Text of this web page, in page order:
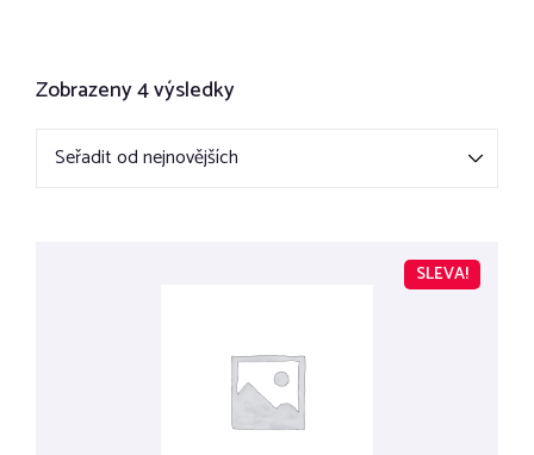
Zobrazeny 4 výsledky
SLEVA!